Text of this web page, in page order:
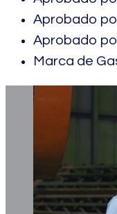
Aprobado
Aprobado
Marca de